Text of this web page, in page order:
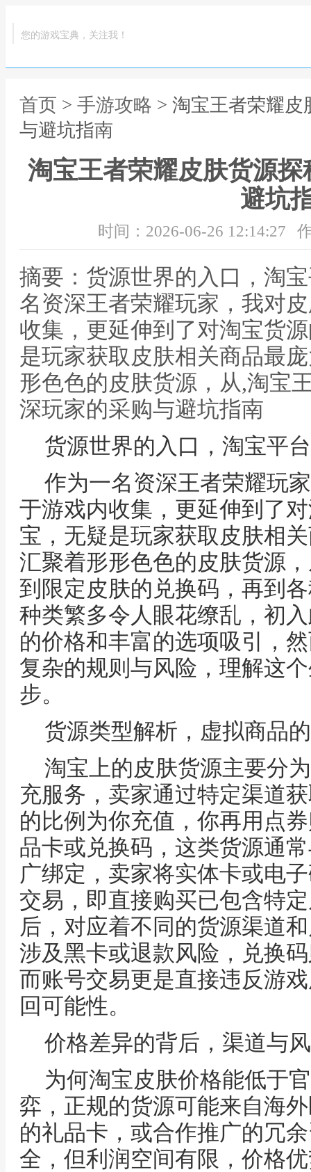
您的游戏宝典，关注我！
首页 > 手游攻略 > 淘宝王者荣耀
与避坑指南
淘宝王者荣耀皮肤货源
避坑
时间：2026-06-26 12:14:27
摘要：货源世界的入口，淘
名资深王者荣耀玩家，我对
收集，更延伸到了对淘宝货
是玩家获取皮肤相关商品最
形色色的皮肤货源，从,淘宝
深玩家的采购与避坑指南
货源世界的入口，淘宝平
作为一名资深王者荣耀玩
于游戏内收集，更延伸到了
宝，无疑是玩家获取皮肤相
汇聚着形形色色的皮肤货源
到限定皮肤的兑换码，再到
种类繁多令人眼花缭乱，初
的价格和丰富的选项吸引，
复杂的规则与风险，理解这
步。
货源类型解析，虚拟商品
淘宝上的皮肤货源主要分
充服务，卖家通过特定渠道
的比例为你充值，你再用点
品卡或兑换码，这类货源通
广绑定，卖家将实体卡或电
交易，即直接购买已包含特
后，对应着不同的货源渠道
涉及黑卡或退款风险，兑换
而账号交易更是直接违反游
回可能性。
价格差异的背后，渠道与
为何淘宝皮肤价格能低于
弈，正规的货源可能来自海
的礼品卡，或合作推广的冗
全，但利润空间有限，价格